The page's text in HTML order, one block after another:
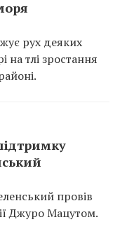
рух деяких
тлі зростання
провів
Джуро Мацутом.